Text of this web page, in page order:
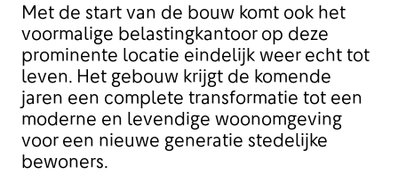
Met de start van de bouw komt ook het
voormalige belastingkantoor op deze
prominente locatie eindelijk weer echt tot
leven. Het gebouw krijgt de komende
jaren een complete transformatie tot een
moderne en levendige woonomgeving
voor een nieuwe generatie stedelijke
bewoners.